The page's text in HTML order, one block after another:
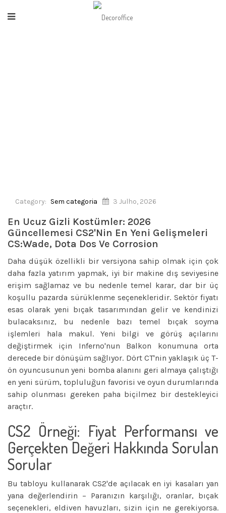
Category: Sem categoria 3 Julho, 2026
En Ucuz Gizli Kostümler: 2026
Güncellemesi CS2'nin En Yeni Gelişmeleri
CS:Wade, Dota Dos Ve Corrosion
Daha düşük özellikli bir versiyona sahip olmak için çok
daha fazla yatırım yapmak, iyi bir makine dış seviyesine
erişim sağlamaz ve bu nedenle temel karar, dar bir üç
koşullu pazarda sürüklenme seçenekleridir. Sektör fiyatı
esas olarak yeni bıçak tasarımından gelir ve kendinizi
bulacaksınız, bu nedenle bazı temel bıçak soyma
işlemleri hala makul. Yeni bilgi ve görüş açılarını
değiştirmek için Inferno'nun Balkon konumuna orta
derecede bir dönüşüm sağlıyor. Dört CT'nin yaklaşık üç T-
ön oyuncusunun yeni bomba alanını geri almaya çalıştığı
en yeni sürüm, topluluğun favorisi ve oyun durumlarında
sahip olunması gereken paha biçilmez bir destekleyici
araçtır.
CS2 Örneği: Fiyat Performansı ve
Gerçekten Değeri Hakkında Sorulan
Sorular
Bu tabloyu kullanarak CS2'de açılacak en iyi kasaları yan
yana değerlendirin – Paranızın karşılığı, oranlar, bıçak
seçenekleri, eldiven havuzları, sizin için ne gerekiyorsa.